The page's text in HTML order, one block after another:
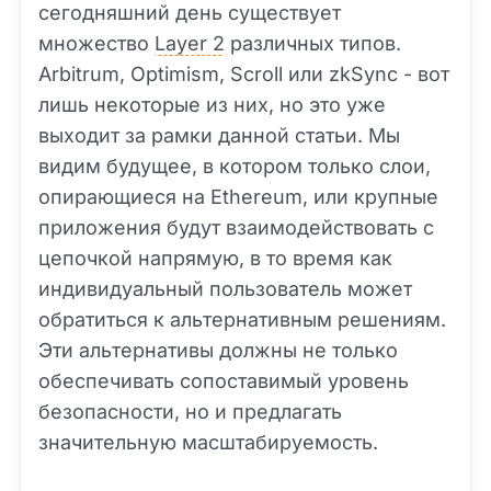
сегодняшний день существует
множество Layer 2 различных типов.
Arbitrum, Optimism, Scroll или zkSync - вот
лишь некоторые из них, но это уже
выходит за рамки данной статьи. Мы
видим будущее, в котором только слои,
опирающиеся на Ethereum, или крупные
приложения будут взаимодействовать с
цепочкой напрямую, в то время как
индивидуальный пользователь может
обратиться к альтернативным решениям.
Эти альтернативы должны не только
обеспечивать сопоставимый уровень
безопасности, но и предлагать
значительную масштабируемость.